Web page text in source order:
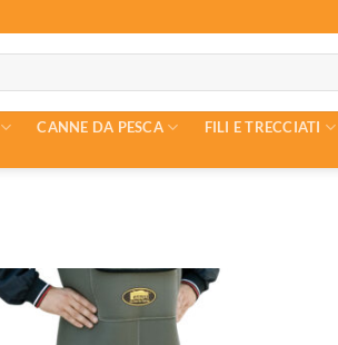
CANNE DA PESCA FILI E TRECCIATI